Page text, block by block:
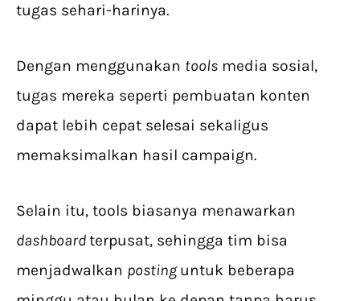
tugas sehari-harinya.
Dengan menggunakan tools media sosial,
tugas mereka seperti pembuatan konten
dapat lebih cepat selesai sekaligus
memaksimalkan hasil campaign.
Selain itu, tools biasanya menawarkan
dashboardterpusat, sehingga tim bisa
menjadwalkan postinguntuk beberapa